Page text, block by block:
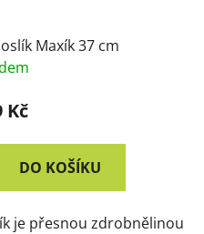
Maxík 37 cm
Kč
DO KOŠÍKU
je přesnou zdrobnělinou